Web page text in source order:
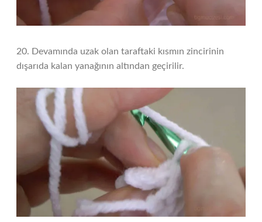
20. Devamında uzak olan taraftaki kısmın zincirinin
dışarıda kalan yanağının altından geçirilir.